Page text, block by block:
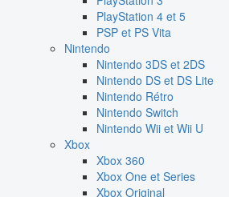
PlayStation 4 et 5
PSP et PS Vita
Nintendo
Nintendo 3DS et 2DS
Nintendo DS et DS Lite
Nintendo Rétro
Nintendo Switch
Nintendo Wii et Wii U
Xbox
Xbox 360
Xbox One et Series
Xbox Original